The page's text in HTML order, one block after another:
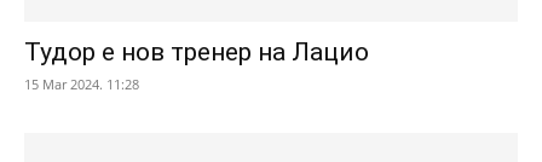
Тудор е нов тренер на Лацио
15 Mar 2024. 11:28